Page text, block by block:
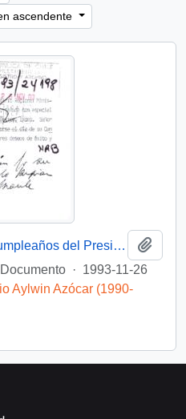
ascendente
[Saludos con motivo del cumpleaños del Presidente]
Documento · 1993-11-26
Aylwin Azócar (1990-